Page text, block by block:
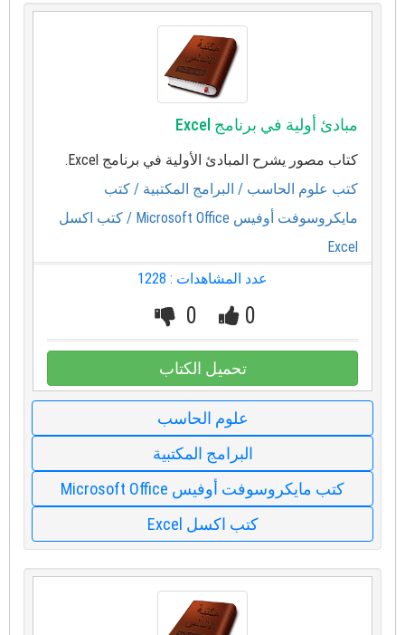
مبادئ أولية في برنامج Excel
كتاب مصور يشرح المبادئ الأولية في برنامج Excel.
كتب علوم الحاسب / البرامج المكتبية / كتب
مايكروسوفت أوفيس Microsoft Office
/ كتب اكسل
Excel
عدد المشاهدات : 1228
0
0
تحميل الكتاب
علوم الحاسب
البرامج المكتبية
كتب مايكروسوفت أوفيس Microsoft Office
كتب اكسل Excel